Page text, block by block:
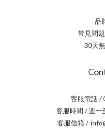
品
常見問
30天
客服電話 /
客服時間 / 週一
客服信箱 /